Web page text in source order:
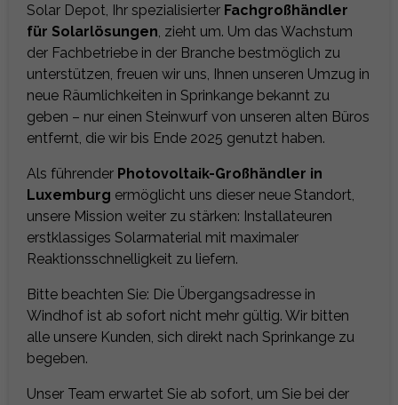
Solar Depot, Ihr spezialisierter Fachgroßhändler
für Solarlösungen, zieht um. Um das Wachstum
der Fachbetriebe in der Branche bestmöglich zu
unterstützen, freuen wir uns, Ihnen unseren Umzug in
neue Räumlichkeiten in Sprinkange bekannt zu
geben – nur einen Steinwurf von unseren alten Büros
entfernt, die wir bis Ende 2025 genutzt haben.
Als führender Photovoltaik-Großhändler in
Luxemburg ermöglicht uns dieser neue Standort,
unsere Mission weiter zu stärken: Installateuren
erstklassiges Solarmaterial mit maximaler
Reaktionsschnelligkeit zu liefern.
Bitte beachten Sie: Die Übergangsadresse in
Windhof ist ab sofort nicht mehr gültig. Wir bitten
alle unsere Kunden, sich direkt nach Sprinkange zu
begeben.
Unser Team erwartet Sie ab sofort, um Sie bei der